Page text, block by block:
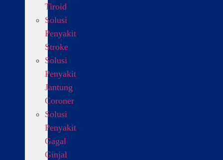
Tiroid
Solusi
Penyakit
Stroke
Solusi
Penyakit
Jantung
Coroner
Solusi
Penyakit
Gagal
Ginjal